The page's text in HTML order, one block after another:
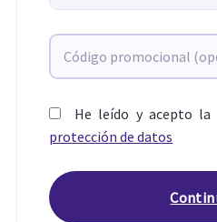
He leído y acepto la
protección de datos